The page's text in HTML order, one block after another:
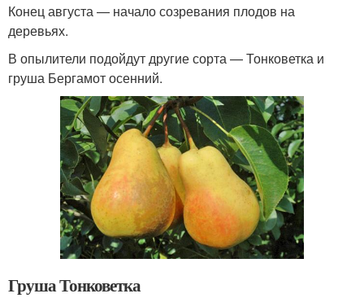
Конец августа — начало созревания плодов на
деревьях.
В опылители подойдут другие сорта — Тонковетка и
груша Бергамот осенний.
Груша Тонковетка